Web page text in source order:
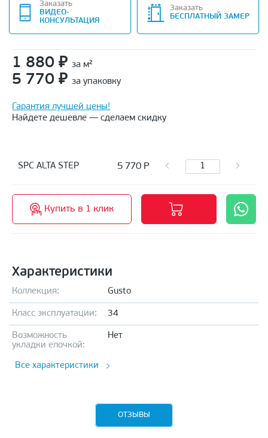
Заказать
ВИДЕО-
КОНСУЛЬТАЦИЯ
Заказать
БЕСПЛАТНЫЙ ЗАМЕР
1 880 ₽ за м²
5 770 ₽ за упаковку
Гарантия лучшей цены!
Найдете дешевле — сделаем скидку
SPC ALTA STEP 5 770 Р
Купить в 1 клик
Характеристики
Коллекция: Gusto
Класс эксплуатации: 34
Возможность
укладки елочкой:
Нет
Все характеристики
ОТЗЫВЫ